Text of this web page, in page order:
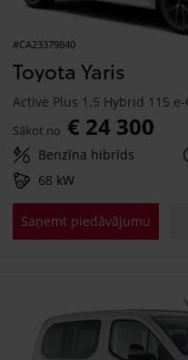
#CA23379840
Toyota Yaris
Sākot no € 24 300
Benzīna hibrīds
68 kW
Saņemt piedāvājumu